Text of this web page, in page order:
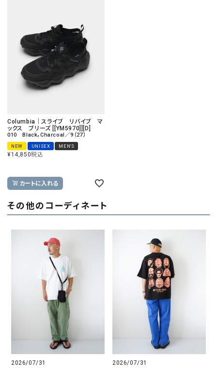
Columbia｜スライブ リバイブ マ
ックス ブリーズ [[YM5970]][D]
010 Black，Charcoal／9（27）
NEW UNISEX MEN'S
¥14,850税込
カートに入れる
その他のコーディネート
2026/07/31 2026/07/31